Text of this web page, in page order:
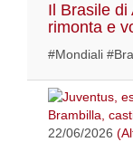
Il Brasile di
rimonta e
#Mondiali
22/06/2026